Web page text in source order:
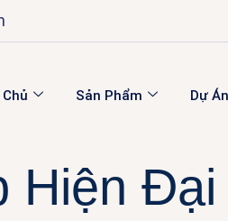
Sản Phẩm Dự Án
Đại